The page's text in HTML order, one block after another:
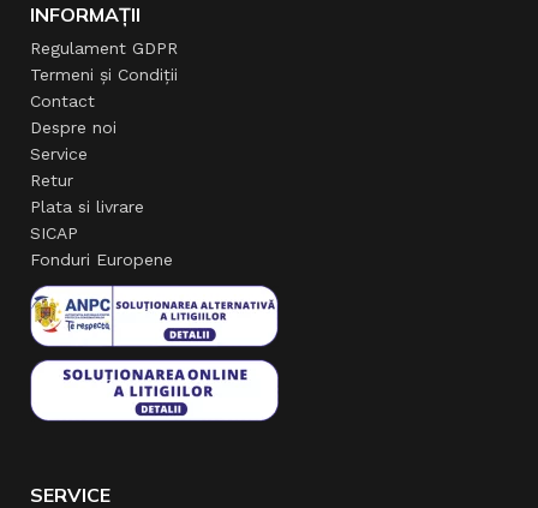
INFORMAȚII
Regulament GDPR
Termeni și Condiții
Contact
Despre noi
Service
Retur
Plata si livrare
SICAP
Fonduri Europene
SERVICE